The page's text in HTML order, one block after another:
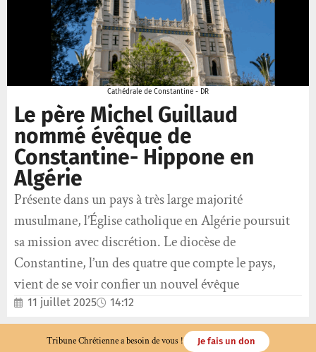
Cathédrale de Constantine - DR
Le père Michel Guillaud
nommé évêque de
Constantine- Hippone en
Algérie
Présente dans un pays à très large majorité
musulmane, l’Église catholique en Algérie poursuit
sa mission avec discrétion. Le diocèse de
Constantine, l’un des quatre que compte le pays,
vient de se voir confier un nouvel évêque
11 juillet 2025 14:12
Tribune Chrétienne a besoin de vous ! Je fais un don